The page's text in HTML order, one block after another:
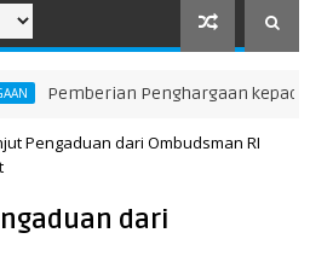
Penghargaan kepada Unit
Pengaduan dari Ombudsman RI
dari